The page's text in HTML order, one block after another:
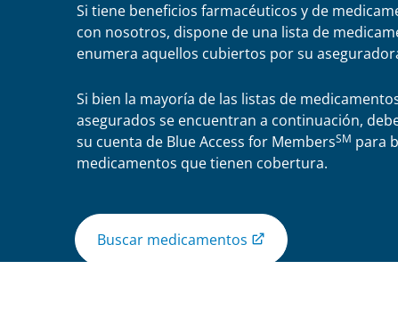
Si tiene beneficios farmacéuticos y de
con nosotros, dispone de una lista de
enumera aquellos cubiertos por su
Si bien la mayoría de las listas de
asegurados se encuentran a continuación,
su cuenta de Blue Access for MembersSM para
medicamentos que tienen cobertura.
Buscar medicamentos